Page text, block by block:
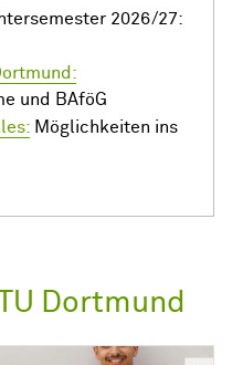
2026/27:
und BAföG
Möglichkeiten ins
Dortmund